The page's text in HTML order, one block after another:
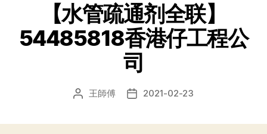
【水管疏通剂全联】
54485818香港仔工程公
司
文 王師傅
发 2021-02-23